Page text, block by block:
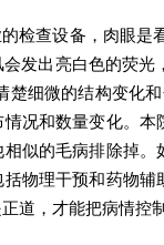
检查设备，肉眼是
发出亮白色的荧光
细微的结构变化和
况和数量变化。本
似的毛病排除掉。
物理干预和药物
道，才能把病情控